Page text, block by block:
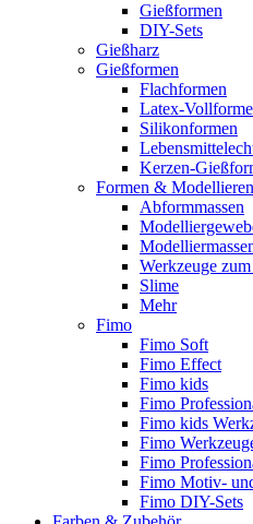
Gießformen
DIY-Sets
Gießharz
Gießformen
Flachformen
Latex-
Silikonformen
Kerzen-
Formen & Modellieren
Abformmassen
Werkzeuge
Slime
Mehr
Fimo
Fimo Soft
Fimo Effect
Fimo kids
Fimo
Fimo kids
Fimo
Fimo
Fimo Motiv-
Fimo DIY-Sets